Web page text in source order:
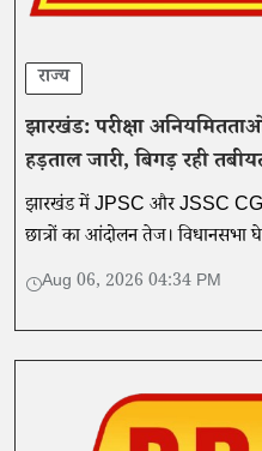
राज्य
झारखंड: परीक्षा
हड़ताल जारी, बिगड़ रही
झारखंड में JPSC और JSSC
छात्रों का आंदोलन तेज।
CBI जांच और सीएम के इस्तीफे की
Aug 06, 2026 04:34 PM